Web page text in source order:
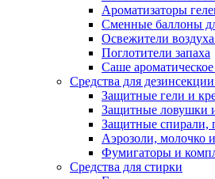
Ароматизаторы
Сменные баллоны
Освежители
Поглотители запаха
Саше ароматическое
Средства для
Защитные гели и
Защитные ловушки
Защитные спирали,
Аэрозоли, молочко
Фумигаторы и
Средства для стирки